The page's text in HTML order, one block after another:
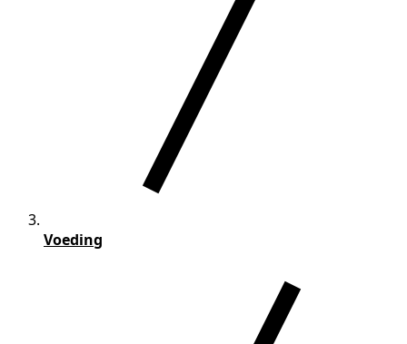
Voeding